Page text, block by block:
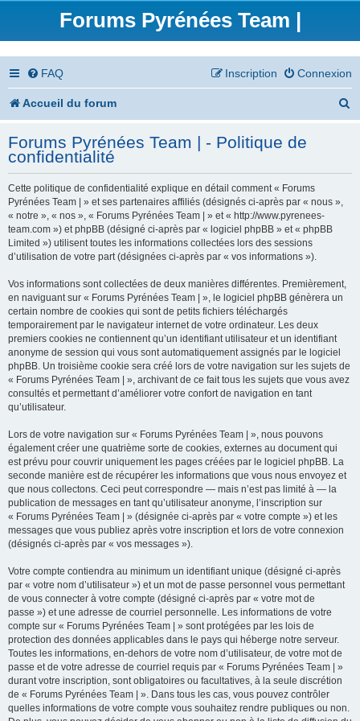
Forums Pyrénées Team |
FAQ Connexion
Inscription
Accueil du forum
h
Forums Pyrénées Team | - Politique de
confidentialité
Cette politique de confidentialité explique en détail comment « Forums
Pyrénées Team | » et ses partenaires affiliés (désignés ci-après par « nous »,
« notre », « nos », « Forums Pyrénées Team | » et « http://www.pyrenees-
team.com ») et phpBB (désigné ci-après par « logiciel phpBB » et « phpBB
Limited ») utilisent toutes les informations collectées lors des sessions
d’utilisation de votre part (désignées ci-après par « vos informations »).
Vos informations sont collectées de deux manières différentes. Premièrement,
en naviguant sur « Forums Pyrénées Team | », le logiciel phpBB génèrera un
certain nombre de cookies qui sont de petits fichiers téléchargés
temporairement par le navigateur internet de votre ordinateur. Les deux
premiers cookies ne contiennent qu’un identifiant utilisateur et un identifiant
anonyme de session qui vous sont automatiquement assignés par le logiciel
phpBB. Un troisième cookie sera créé lors de votre navigation sur les sujets de
« Forums Pyrénées Team | », archivant de ce fait tous les sujets que vous avez
consultés et permettant d’améliorer votre confort de navigation en tant
qu’utilisateur.
Lors de votre navigation sur « Forums Pyrénées Team | », nous pouvons
également créer une quatrième sorte de cookies, externes au document qui
est prévu pour couvrir uniquement les pages créées par le logiciel phpBB. La
seconde manière est de récupérer les informations que vous nous envoyez et
que nous collectons. Ceci peut correspondre — mais n’est pas limité à — la
publication de messages en tant qu’utilisateur anonyme, l’inscription sur
« Forums Pyrénées Team | » (désignée ci-après par « votre compte ») et les
messages que vous publiez après votre inscription et lors de votre connexion
(désignés ci-après par « vos messages »).
Votre compte contiendra au minimum un identifiant unique (désigné ci-après
par « votre nom d’utilisateur ») et un mot de passe personnel vous permettant
de vous connecter à votre compte (désigné ci-après par « votre mot de
passe ») et une adresse de courriel personnelle. Les informations de votre
compte sur « Forums Pyrénées Team | » sont protégées par les lois de
protection des données applicables dans le pays qui héberge notre serveur.
Toutes les informations, en-dehors de votre nom d’utilisateur, de votre mot de
passe et de votre adresse de courriel requis par « Forums Pyrénées Team | »
durant votre inscription, sont obligatoires ou facultatives, à la seule discrétion
de « Forums Pyrénées Team | ». Dans tous les cas, vous pouvez contrôler
quelles informations de votre compte vous souhaitez rendre publiques ou non.